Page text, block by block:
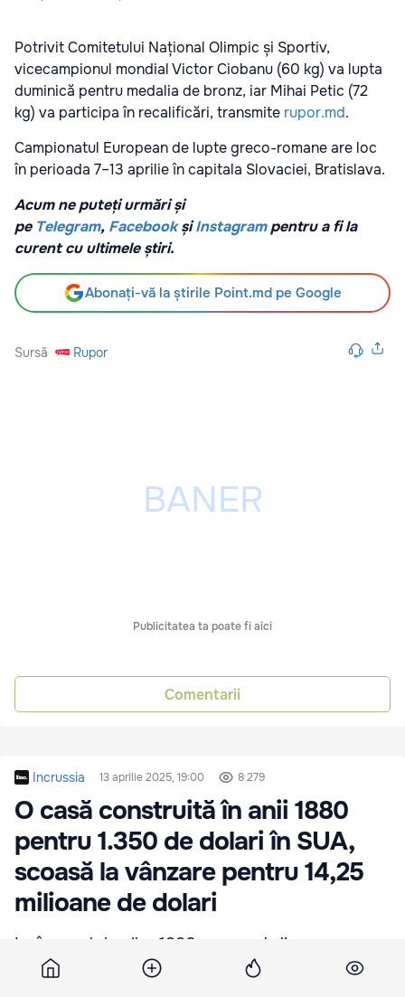
Potrivit Comitetului Național Olimpic și Sportiv,
vicecampionul mondial Victor Ciobanu (60 kg) va lupta
duminică pentru medalia de bronz, iar Mihai Petic (72
kg) va participa în recalificări, transmite rupor.md.
Campionatul European de lupte greco-romane are loc
în perioada 7–13 aprilie în capitala Slovaciei, Bratislava.
Acum ne puteți urmări și
pe Telegram, Facebook șiInstagrampentru a fi la
curent cu ultimele știri.
Abonați-vă la știrile Point.md pe Google
Sursă Rupor
Publicitatea ta poate fi aici
Comentarii
Incrussia 13 aprilie 2025, 19:00 8 279
O casă construită în anii 1880
pentru 1.350 de dolari în SUA,
scoasă la vânzare pentru 14,25
milioane de dolari
La începutul anilor 1880, un preot din
Massachusetts, Henry Turbell Rose, a decis să